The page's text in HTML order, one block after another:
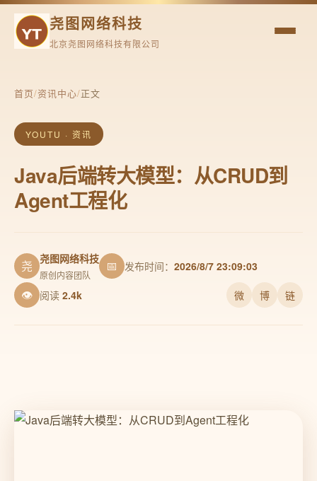
尧图网络科技
北京尧图网络科技有限公司
首页/资讯中心/正文
YOUTU · 资讯
Java后端转大模型：从CRUD到
Agent工程化
尧 尧图网络科技
原创内容团队
📅 发布时间： 2026/8/7 23:09:03
👁 阅读 2.4k 微 博 链